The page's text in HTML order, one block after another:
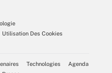
Utilisation Des Cookies
Technologies
Agenda